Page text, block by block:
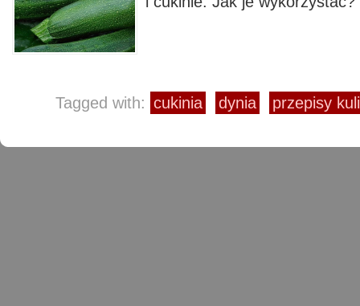
Tagged with: cukinia dynia przepisy